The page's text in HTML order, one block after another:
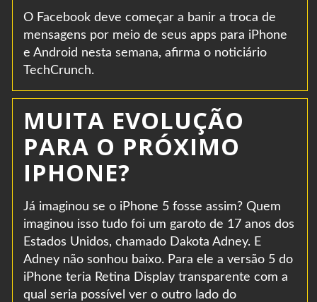
O Facebook deve começar a banir a troca de
mensagens por meio de seus apps para iPhone
e Android nesta semana, afirma o noticiário
TechCrunch.
MUITA EVOLUÇÃO
PARA O PRÓXIMO
IPHONE?
Já imaginou se o iPhone 5 fosse assim? Quem
imaginou isso tudo foi um garoto de 17 anos dos
Estados Unidos, chamado Dakota Adney. E
Adney não sonhou baixo. Para ele a versão 5 do
iPhone teria Retina Display transparente com a
qual seria possível ver o outro lado do